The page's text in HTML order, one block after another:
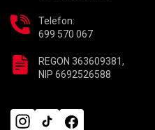
Telefon:
699 570 067
REGON 363609381,
NIP 6692526588